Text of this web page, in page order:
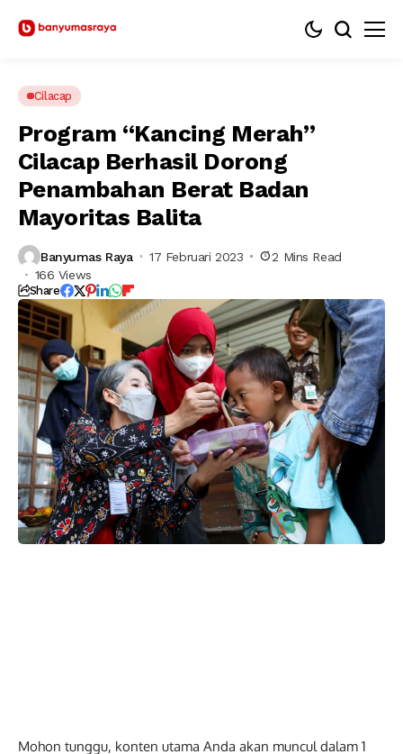
Cilacap
Program “Kancing Merah”
Cilacap Berhasil Dorong
Penambahan Berat Badan
Mayoritas Balita
Banyumas Raya 17 Februari 2023
2 Mins Read
166 Views
Share
Mohon tunggu, konten utama Anda akan muncul dalam 0